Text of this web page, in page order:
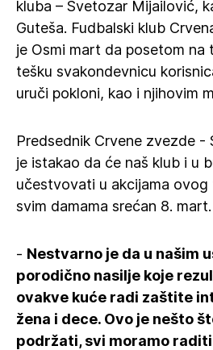
kluba – Svetozar Mijailović,
Guteša. Fudbalski klub
je Osmi mart da posetom na
tešku svakondevnicu
uruči pokloni, kao i njihovim
Predsednik Crvene zvezde
je istakao da će naš klub i u
učestvovati u akcijama ovog
svim damama srećan 8. mart.
- Nestvarno je da u našim
porodično nasilje koje
ovakve kuće radi zaštite
žena i dece. Ovo je nešto
podržati, svi moramo